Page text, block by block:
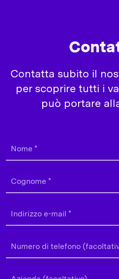
Contatta subito il
per scoprire tutti i
può portare